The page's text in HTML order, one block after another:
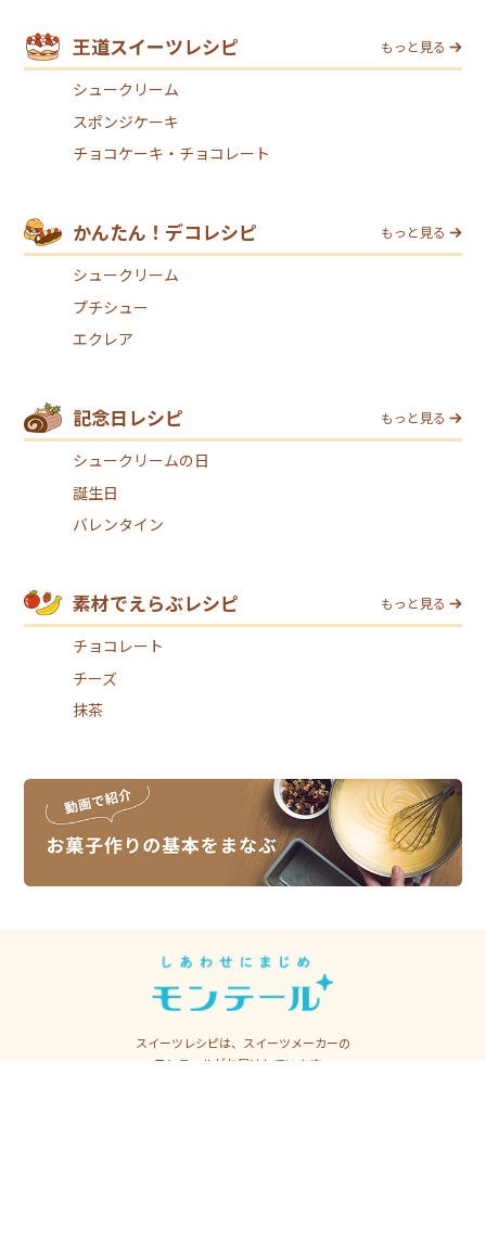
王道スイーツレシピ もっと見る
シュークリーム
スポンジケーキ
チョコケーキ・チョコレート
かんたん！デコレシピ もっと見る
シュークリーム
プチシュー
エクレア
記念日レシピ もっと見る
シュークリームの日
誕生日
バレンタイン
素材でえらぶレシピ もっと見る
チョコレート
チーズ
抹茶
スイーツレシピは、スイーツメーカーの
モンテールがお届けしています。